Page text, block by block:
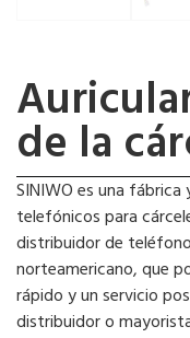
de la
SINIWO es una
telefónicos para
distribuidor de
norteamericano, que
rápido y un servicio
distribuidor o